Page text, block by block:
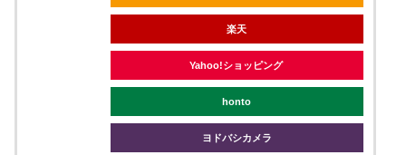
楽天
Yahoo!ショッピング
honto
ヨドバシカメラ